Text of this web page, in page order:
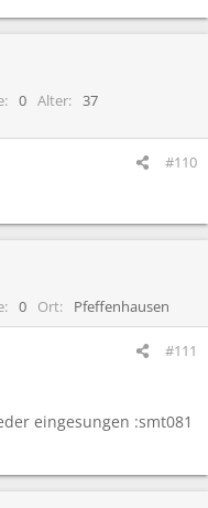
0 Alter
37
#110
0 Ort Pfeffenhausen
#111
eingesungen :smt081